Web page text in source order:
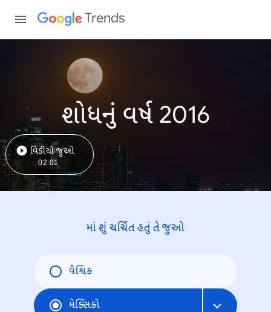
Trends
શોધનું વર્ષ 2016
વિડીયો જુઓ
02:01
માં શું ચર્ચિત હતું તે જુઓ
વૈશ્વિક
મેક્સિકો